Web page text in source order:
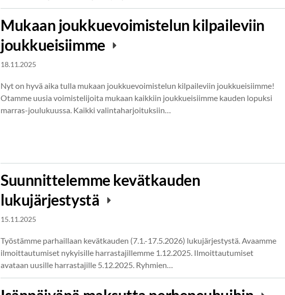
Mukaan joukkuevoimistelun kilpaileviin
joukkueisiimme
18.11.2025
Nyt on hyvä aika tulla mukaan joukkuevoimistelun kilpaileviin joukkueisiimme!
Otamme uusia voimistelijoita mukaan kaikkiin joukkueisiimme kauden lopuksi
marras-joulukuussa. Kaikki valintaharjoituksiin…
Suunnittelemme kevätkauden
lukujärjestystä
15.11.2025
Työstämme parhaillaan kevätkauden (7.1.-17.5.2026) lukujärjestystä. Avaamme
ilmoittautumiset nykyisille harrastajillemme 1.12.2025. Ilmoittautumiset
avataan uusille harrastajille 5.12.2025. Ryhmien…